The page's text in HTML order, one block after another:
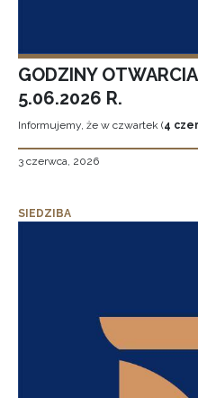
GODZINY
5.06.2026 R.
Informujemy, że w czwartek (4
3 czerwca, 2026
SIEDZIBA